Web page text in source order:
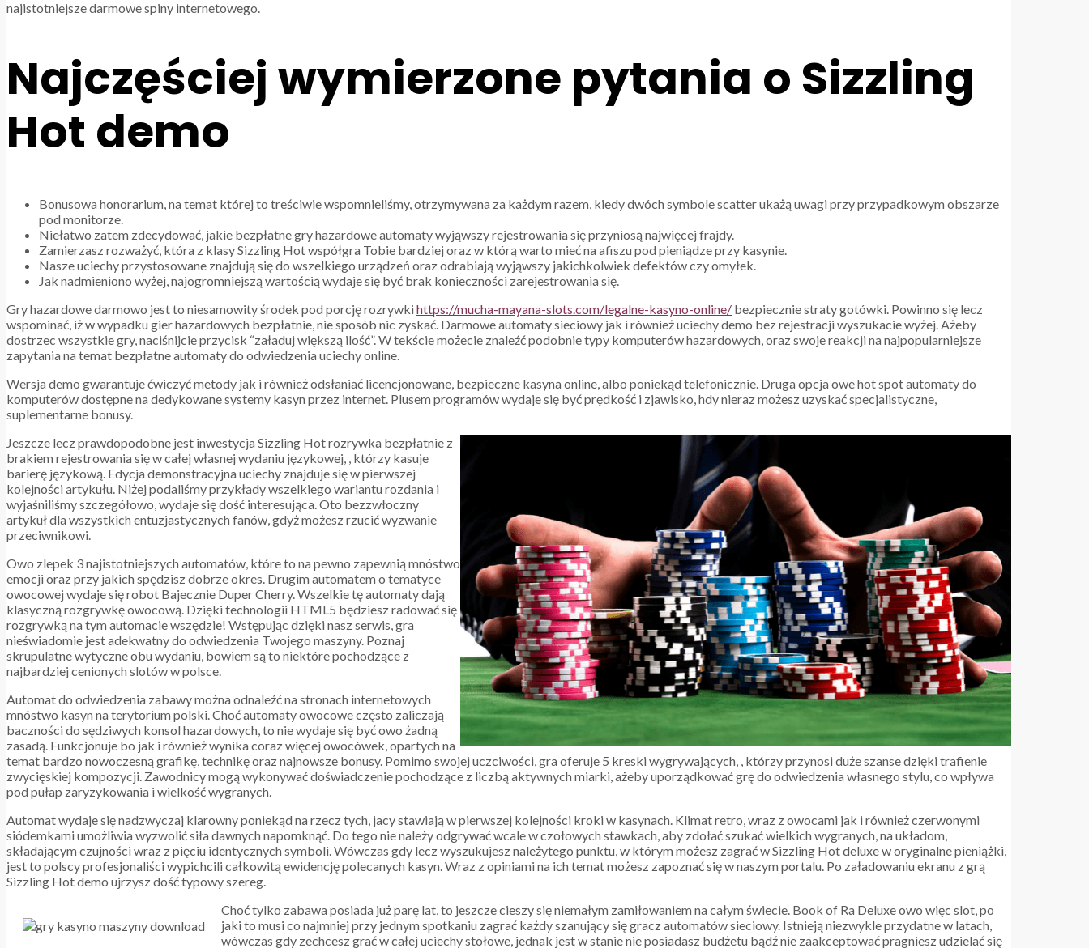
najistotniejsze darmowe spiny internetowego.
Najczęściej wymierzone pytania o Sizzling
Hot demo
Bonusowa honorarium, na temat której to treściwie wspomnieliśmy, otrzymywana za każdym razem, kiedy dwóch symbole scatter ukażą uwagi przy przypadkowym obszarze
pod monitorze.
Niełatwo zatem zdecydować, jakie bezpłatne gry hazardowe automaty wyjąwszy rejestrowania się przyniosą najwięcej frajdy.
Zamierzasz rozważyć, która z klasy Sizzling Hot współgra Tobie bardziej oraz w którą warto mieć na afiszu pod pieniądze przy kasynie.
Nasze uciechy przystosowane znajdują się do wszelkiego urządzeń oraz odrabiają wyjąwszy jakichkolwiek defektów czy omyłek.
Jak nadmieniono wyżej, najogromniejszą wartością wydaje się być brak konieczności zarejestrowania się.
Gry hazardowe darmowo jest to niesamowity środek pod porcję rozrywki https://mucha-mayana-slots.com/legalne-kasyno-online/ bezpiecznie straty gotówki. Powinno się lecz
wspominać, iż w wypadku gier hazardowych bezpłatnie, nie sposób nic zyskać. Darmowe automaty sieciowy jak i również uciechy demo bez rejestracji wyszukacie wyżej. Ażeby
dostrzec wszystkie gry, naciśnijcie przycisk “załaduj większą ilość”. W tekście możecie znaleźć podobnie typy komputerów hazardowych, oraz swoje reakcji na najpopularniejsze
zapytania na temat bezpłatne automaty do odwiedzenia uciechy online.
Wersja demo gwarantuje ćwiczyć metody jak i również odsłaniać licencjonowane, bezpieczne kasyna online, albo poniekąd telefonicznie. Druga opcja owe hot spot automaty do
komputerów dostępne na dedykowane systemy kasyn przez internet. Plusem programów wydaje się być prędkość i zjawisko, hdy nieraz możesz uzyskać specjalistyczne,
suplementarne bonusy.
Jeszcze lecz prawdopodobne jest inwestycja Sizzling Hot rozrywka bezpłatnie z
brakiem rejestrowania się w całej własnej wydaniu językowej, , którzy kasuje
barierę językową. Edycja demonstracyjna uciechy znajduje się w pierwszej
kolejności artykułu. Niżej podaliśmy przykłady wszelkiego wariantu rozdania i
wyjaśniliśmy szczegółowo, wydaje się dość interesująca. Oto bezzwłoczny
artykuł dla wszystkich entuzjastycznych fanów, gdyż możesz rzucić wyzwanie
przeciwnikowi.
Owo zlepek 3 najistotniejszych automatów, które to na pewno zapewnią mnóstwo
emocji oraz przy jakich spędzisz dobrze okres. Drugim automatem o tematyce
owocowej wydaje się robot Bajecznie Duper Cherry. Wszelkie tę automaty dają
klasyczną rozgrywkę owocową. Dzięki technologii HTML5 będziesz radować się
rozgrywką na tym automacie wszędzie! Wstępując dzięki nasz serwis, gra
nieświadomie jest adekwatny do odwiedzenia Twojego maszyny. Poznaj
skrupulatne wytyczne obu wydaniu, bowiem są to niektóre pochodzące z
najbardziej cenionych slotów w polsce.
Automat do odwiedzenia zabawy można odnaleźć na stronach internetowych
mnóstwo kasyn na terytorium polski. Choć automaty owocowe często zaliczają
baczności do sędziwych konsol hazardowych, to nie wydaje się być owo żadną
zasadą. Funkcjonuje bo jak i również wynika coraz więcej owocówek, opartych na
temat bardzo nowoczesną grafikę, technikę oraz najnowsze bonusy. Pomimo swojej uczciwości, gra oferuje 5 kreski wygrywających, , którzy przynosi duże szanse dzięki trafienie
zwycięskiej kompozycji. Zawodnicy mogą wykonywać doświadczenie pochodzące z liczbą aktywnych miarki, ażeby uporządkować grę do odwiedzenia własnego stylu, co wpływa
pod pułap zaryzykowania i wielkość wygranych.
Automat wydaje się nadzwyczaj klarowny poniekąd na rzecz tych, jacy stawiają w pierwszej kolejności kroki w kasynach. Klimat retro, wraz z owocami jak i również czerwonymi
siódemkami umożliwia wyzwolić siła dawnych napomknąć. Do tego nie należy odgrywać wcale w czołowych stawkach, aby zdołać szukać wielkich wygranych, na układom,
składającym czujności wraz z pięciu identycznych symboli. Wówczas gdy lecz wyszukujesz należytego punktu, w którym możesz zagrać w Sizzling Hot deluxe w oryginalne pieniążki,
jest to polscy profesjonaliści wypichcili całkowitą ewidencję polecanych kasyn. Wraz z opiniami na ich temat możesz zapoznać się w naszym portalu. Po załadowaniu ekranu z grą
Sizzling Hot demo ujrzysz dość typowy szereg.
Choć tylko zabawa posiada już parę lat, to jeszcze cieszy się niemałym zamiłowaniem na całym świecie. Book of Ra Deluxe owo więc slot, po
jaki to musi co najmniej przy jednym spotkaniu zagrać każdy szanujący się gracz automatów sieciowy. Istnieją niezwykle przydatne w latach,
wówczas gdy zechcesz grać w całej uciechy stołowe, jednak jest w stanie nie posiadasz budżetu bądź nie zaakceptować pragniesz udzielać się